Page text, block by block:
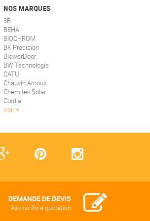
NOS MARQUES
3B
BEHA
BIOCHROM
BK Precision
BlowerDoor
BW Technologie
CATU
Chauvin Arnoux
Chemitek Solar
Cordia
Voir
DEMANDE DE DEVIS
Ask us for a quotation